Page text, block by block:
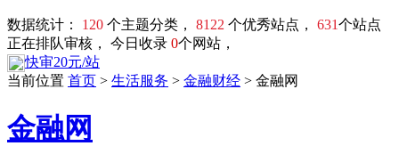
数据统计： 120 个主题分类， 8122 个优秀站点， 631个站点
正在排队审核， 今日收录 0个网站，
快审20元/站
当前位置 首页 > 生活服务 > 金融财经 > 金融网
金融网